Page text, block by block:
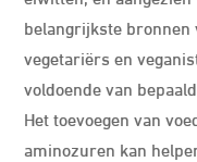
belangrijkste
vegetariërs en
voldoende van
Het toevoegen van
aminozuren kan